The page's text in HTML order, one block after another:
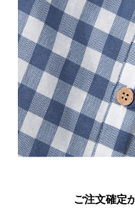
ご注文確定